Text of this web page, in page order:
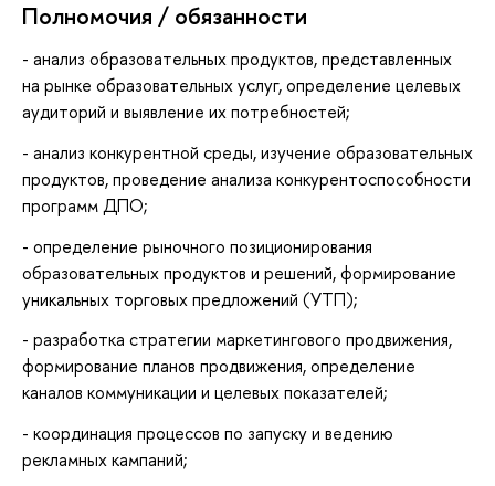
Полномочия / обязанности
- анализ образовательных продуктов, представленных
на рынке образовательных услуг, определение целевых
аудиторий и выявление их потребностей;
- анализ конкурентной среды, изучение образовательных
продуктов, проведение анализа конкурентоспособности
программ ДПО;
- определение рыночного позиционирования
образовательных продуктов и решений, формирование
уникальных торговых предложений (УТП);
- разработка стратегии маркетингового продвижения,
формирование планов продвижения, определение
каналов коммуникации и целевых показателей;
- координация процессов по запуску и ведению
рекламных кампаний;